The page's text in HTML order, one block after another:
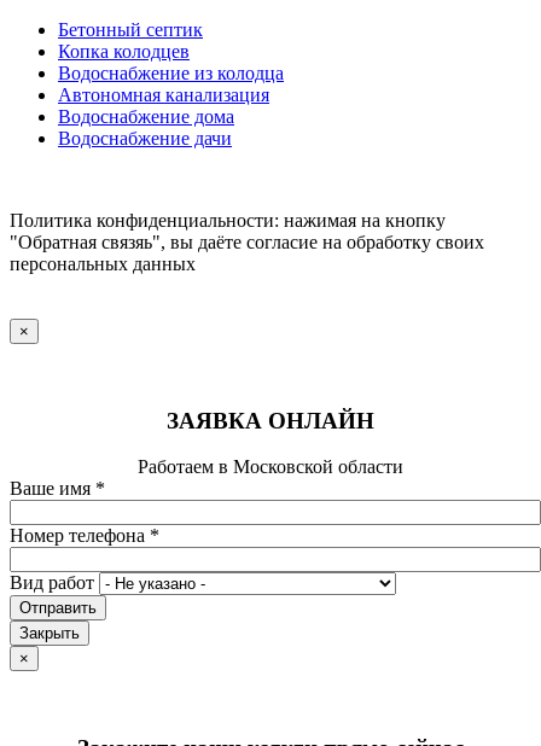
Бетонный септик
Копка колодцев
Водоснабжение из колодца
Автономная канализация
Водоснабжение дома
Водоснабжение дачи
Политика конфиденциальности: нажимая на кнопку
"Обратная связяь", вы даёте согласие на обработку своих
персональных данных
×
ЗАЯВКА ОНЛАЙН
Работаем в Московской области
Ваше имя *
Номер телефона *
Вид работ
Отправить
Закрыть
×